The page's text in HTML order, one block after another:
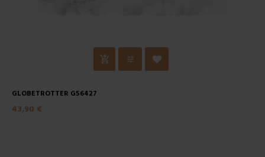
GLOBETROTTER G56427
43,90 €